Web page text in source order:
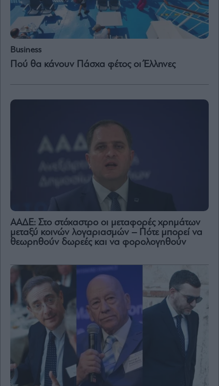
Business
Πού θα κάνουν Πάσχα φέτος οι Έλληνες
ΑΑΔΕ: Στο στόχαστρο οι μεταφορές χρημάτων
μεταξύ κοινών λογαριασμών – Πότε μπορεί να
θεωρηθούν δωρεές και να φορολογηθούν